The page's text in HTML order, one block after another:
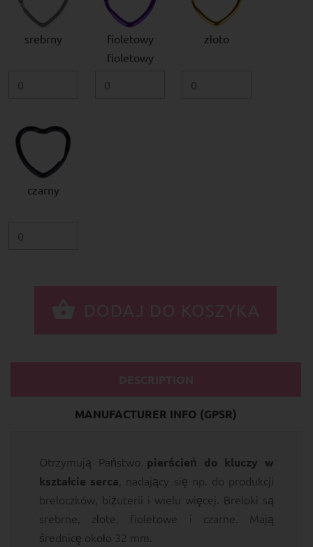
srebrny
fioletowy
fioletowy
złoto
czarny
MANUFACTURER INFO (GPSR)
Otrzymują Państwo pierścień do kluczy w
kształcie serca , nadający się np. do produkcji
breloczków, biżuterii i wielu więcej. Breloki są
srebrne, złote, fioletowe i czarne. Mają
średnicę około 32 mm.